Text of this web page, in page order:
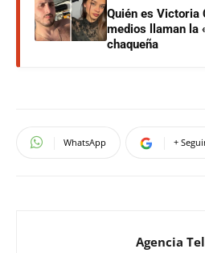
Quién es Victoria
medios llaman la
chaqueña
WhatsApp +
Agencia